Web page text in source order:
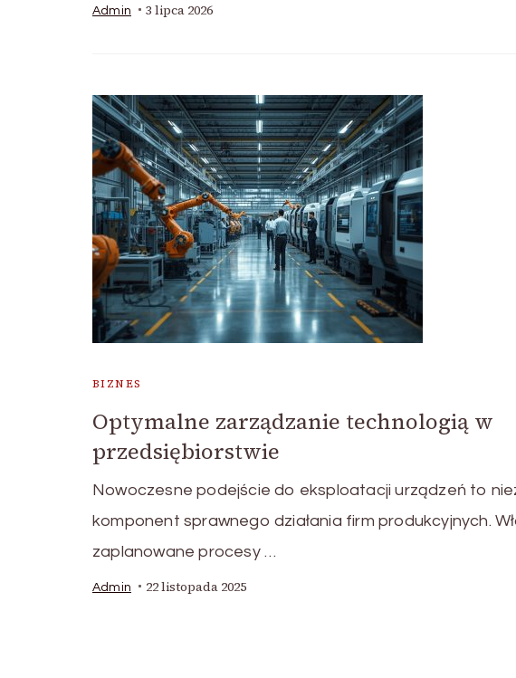
Admin 3 lipca 2026
BIZNES
Optymalne zarządzanie technologią w
przedsiębiorstwie
Nowoczesne podejście do eksploatacji urządzeń to
komponent sprawnego działania firm produkcyjnych.
zaplanowane procesy …
Admin 22 listopada 2025